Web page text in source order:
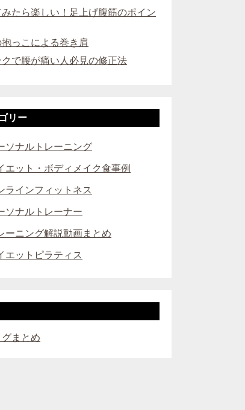
たら楽しい！足上げ腹筋のポイン
っこによる巻き肩
クで腰が痛い人必見の修正法
リー
ソナルトレーニング
エット・ボディメイク食事例
ラインフィットネス
ソナルトレーナー
ーニング解説動画まとめ
エットピラティス
グまとめ